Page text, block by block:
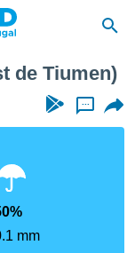
de Tiumen)
...
mm